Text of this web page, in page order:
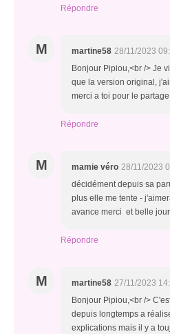
Répondre
M martine58 28/11/2023
Bonjour Pipiou,<br /> Je
que la version original,
merci a toi pour le
Répondre
M mamie véro 28/11/2023
décidément depuis sa
plus elle me tente -
avance merci et belle
Répondre
M martine58 27/11/2023
Bonjour Pipiou,<br />
depuis longtemps a
explications mais il y a